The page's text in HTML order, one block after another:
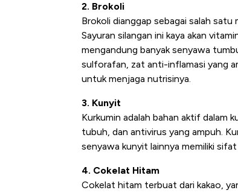
2. Brokoli
Brokoli dianggap sebagai salah
Sayuran silangan ini kaya akan
mengandung banyak senyawa
sulforafan, zat anti-inflamasi yang
untuk menjaga nutrisinya.
3. Kunyit
Kurkumin adalah bahan aktif dalam
tubuh, dan antivirus yang ampuh.
senyawa kunyit lainnya memiliki
4. Cokelat Hitam
Cokelat hitam terbuat dari kakao,